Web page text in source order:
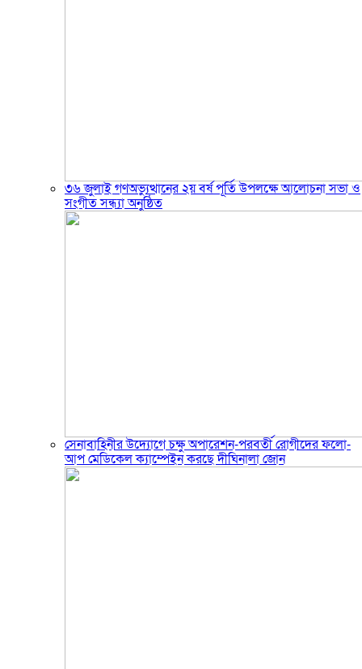
৩৬ জুলাই গণঅভ্যুত্থানের ২য় বর্ষ পূর্তি উপলক্ষে আলোচনা সভা ও
সংগীত সন্ধ্যা অনুষ্ঠিত
সেনাবাহিনীর উদ্যোগে চক্ষু অপারেশন-পরবর্তী রোগীদের ফলো-
আপ মেডিকেল ক্যাম্পেইন করছে দীঘিনালা জোন